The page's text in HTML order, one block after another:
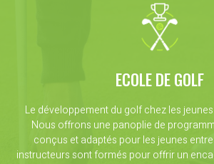
ECOLE DE GOLF
Le développement du golf chez les
Nous offrons une panoplie de
conçus et adaptés pour les jeunes
instructeurs sont formés pour offrir un